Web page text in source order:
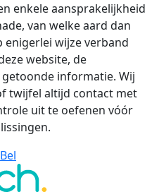
enkele aansprakelijkheid
van welke aard dan
wijze verband
website, de
informatie. Wij
twijfel altijd contact met
uit te oefenen vóór
Bel